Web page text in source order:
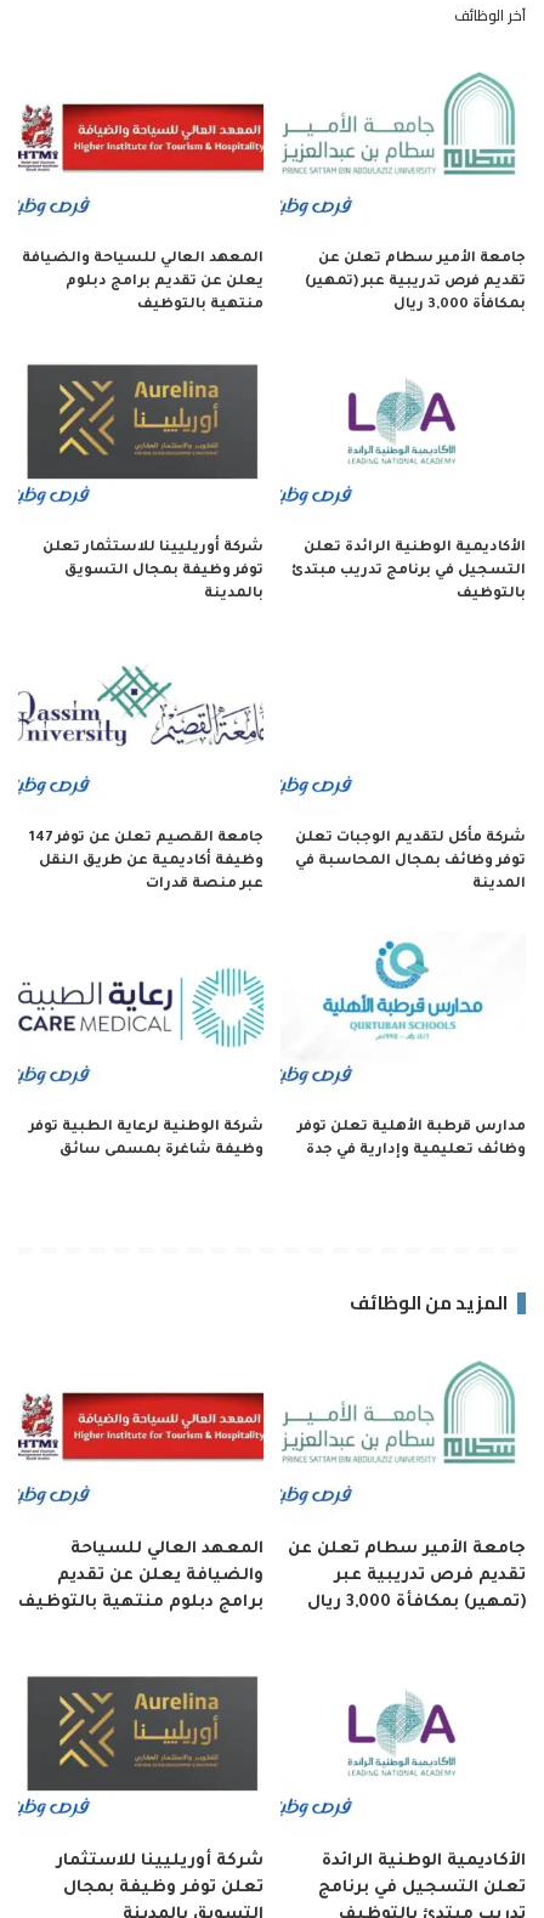
آخر الوظائف
جامعة الأمير سطام تعلن عن
تقديم فرص تدريبية عبر (تمهير)
بمكافأة 3,000 ريال
المعهد العالي للسياحة والضيافة
يعلن عن تقديم برامج دبلوم
منتهية بالتوظيف
الأكاديمية الوطنية الرائدة تعلن
التسجيل في برنامج تدريب مبتدئ
بالتوظيف
شركة أوريليينا للاستثمار تعلن
توفر وظيفة بمجال التسويق
بالمدينة
شركة مأكل لتقديم الوجبات تعلن
توفر وظائف بمجال المحاسبة في
المدينة
جامعة القصيم تعلن عن توفر 147
وظيفة أكاديمية عن طريق النقل
عبر منصة قدرات
مدارس قرطبة الأهلية تعلن توفر
وظائف تعليمية وإدارية في جدة
شركة الوطنية لرعاية الطبية توفر
وظيفة شاغرة بمسمى سائق
المزيد من الوظائف
جامعة الأمير سطام تعلن عن
تقديم فرص تدريبية عبر
(تمهير) بمكافأة 3,000 ريال
المعهد العالي للسياحة
والضيافة يعلن عن تقديم
برامج دبلوم منتهية بالتوظيف
الأكاديمية الوطنية الرائدة
تعلن التسجيل في برنامج
شركة أوريليينا للاستثمار
تعلن توفر وظيفة بمجال